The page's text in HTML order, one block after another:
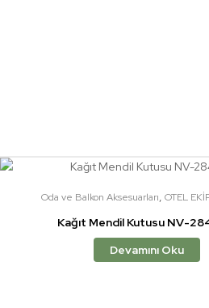
Oda ve Balkon Aksesuarları, OTEL
Kağıt Mendil Kutusu NV-
Devamını Oku